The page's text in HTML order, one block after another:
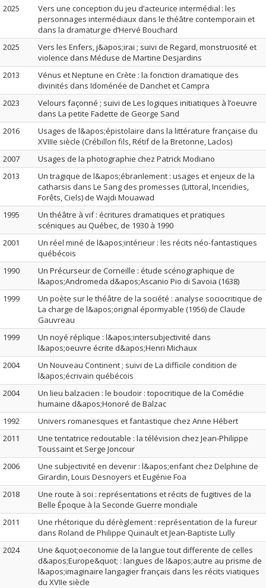
2025
Vers une conception du jeu d’acteurice intermédial : les
personnages intermédiaux dans le théâtre contemporain et
dans la dramaturgie d’Hervé Bouchard
2025
Vers les Enfers, j&apos;irai ; suivi de Regard, monstruosité et
violence dans Méduse de Martine Desjardins
2013
Vénus et Neptune en Crète : la fonction dramatique des
divinités dans Idoménée de Danchet et Campra
2023
Velours façonné ; suivi de Les logiques initiatiques à l’oeuvre
dans La petite Fadette de George Sand
2016
Usages de l&apos;épistolaire dans la littérature française du
XVIIIe siècle (Crébillon fils, Rétif de la Bretonne, Laclos)
2007
Usages de la photographie chez Patrick Modiano
2013
Un tragique de l&apos;ébranlement : usages et enjeux de la
catharsis dans Le Sang des promesses (Littoral, Incendies,
Forêts, Ciels) de Wajdi Mouawad
1995
Un théâtre à vif : écritures dramatiques et pratiques
scéniques au Québec, de 1930 à 1990
2001
Un réel miné de l&apos;intérieur : les récits néo-fantastiques
québécois
1990
Un Précurseur de Corneille : étude scénographique de
l&apos;Andromeda d&apos;Ascanio Pio di Savoia (1638)
1999
Un poète sur le théâtre de la société : analyse sociocritique de
La charge de l&apos;orignal épormyable (1956) de Claude
Gauvreau
1999
Un noyé réplique : l&apos;intersubjectivité dans
l&apos;oeuvre écrite d&apos;Henri Michaux
2004
Un Nouveau Continent ; suivi de La difficile condition de
l&apos;écrivain québécois
2004
Un lieu balzacien : le boudoir : topocritique de la Comédie
humaine d&apos;Honoré de Balzac
1992
Univers romanesques et fantastique chez Anne Hébert
2011
Une tentatrice redoutable : la télévision chez Jean-Philippe
Toussaint et Serge Joncour
2006
Une subjectivité en devenir : l&apos;enfant chez Delphine de
Girardin, Louis Desnoyers et Eugénie Foa
2018
Une route à soi : représentations et récits de fugitives de la
Belle Époque à la Seconde Guerre mondiale
2011
Une rhétorique du dérèglement : représentation de la fureur
dans Roland de Philippe Quinault et Jean-Baptiste Lully
2024
Une &quot;oeconomie de la langue tout differente de celles
d&apos;Europe&quot; : langues de l&apos;autre au prisme de
l&apos;imaginaire langagier français dans les récits viatiques
du XVIIe siècle